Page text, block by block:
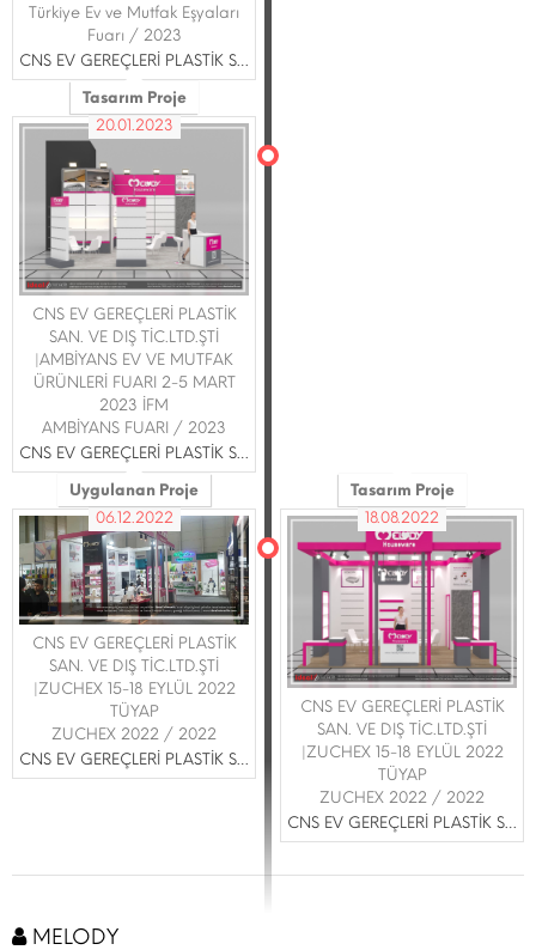
Türkiye Ev ve Mutfak Eşyaları
Fuarı / 2023
CNS EV GEREÇLERİ PLASTİK SAN. VE DIŞ TİC.LTD.ŞTİ
Tasarım Proje
20.01.2023
CNS EV GEREÇLERİ PLASTİK
SAN. VE DIŞ TİC.LTD.ŞTİ
|AMBİYANS EV VE MUTFAK
ÜRÜNLERİ FUARI 2-5 MART
2023 İFM
AMBİYANS FUARI / 2023
CNS EV GEREÇLERİ PLASTİK SAN. VE DIŞ TİC.LTD.ŞTİ
Uygulanan Proje
06.12.2022
CNS EV GEREÇLERİ PLASTİK
SAN. VE DIŞ TİC.LTD.ŞTİ
|ZUCHEX 15-18 EYLÜL 2022
TÜYAP
ZUCHEX 2022 / 2022
Tasarım Proje
18.08.2022
CNS EV GEREÇLERİ PLASTİK
SAN. VE DIŞ TİC.LTD.ŞTİ
|ZUCHEX 15-18 EYLÜL 2022
TÜYAP
ZUCHEX 2022 / 2022
CNS EV GEREÇLERİ PLASTİK SAN. VE DIŞ TİC.LTD.ŞTİ
MELODY